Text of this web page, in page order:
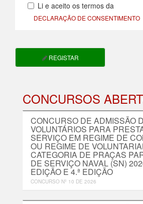
Li e aceito os termos da
DECLARAÇÃO DE CONSENTIMENTO
REGISTAR
CONCURSOS
CONCURSO DE ADMISSÃO
VOLUNTÁRIOS PARA
SERVIÇO EM REGIME DE
OU REGIME DE
CATEGORIA DE PRAÇAS
DE SERVIÇO NAVAL (SN)
EDIÇÃO E 4.ª EDIÇÃO
CONCURSO Nº 10 DE 2026